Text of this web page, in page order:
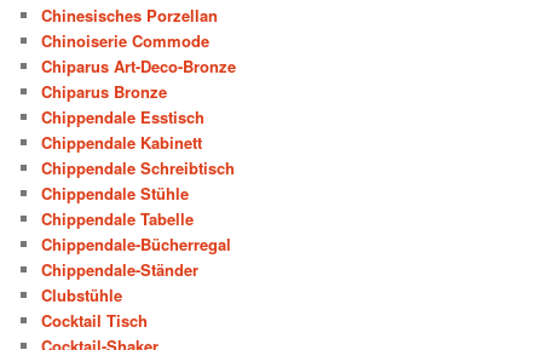
Chinesisches Porzellan
Chinoiserie Commode
Chiparus Art-Deco-Bronze
Chiparus Bronze
Chippendale Esstisch
Chippendale Kabinett
Chippendale Schreibtisch
Chippendale Stühle
Chippendale Tabelle
Chippendale-Bücherregal
Chippendale-Ständer
Clubstühle
Cocktail Tisch